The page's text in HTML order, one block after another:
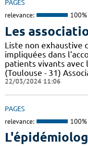
PAGES
relevance: 100%
Les
Liste non exhaustive
impliquées dans
patients vivants avec
(Toulouse - 31)
22/03/2024 11:06
PAGES
relevance: 100%